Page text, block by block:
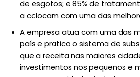
de esgotos; e 85% de
a colocam com uma das
A empresa atua com uma das
país e pratica o sistema de
que a receita nas maiores
investimentos nos pequenos e